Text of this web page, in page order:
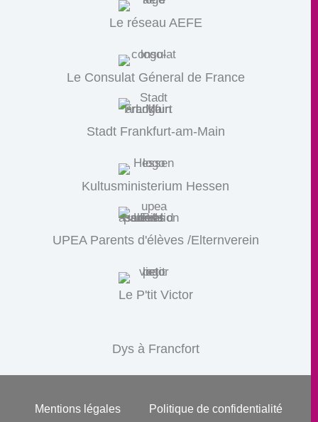
Le réseau AEFE
Le Consulat Géneral de France
Stadt Frankfurt-am-Main
Kultusministerium Hessen
UPEA Parents d'élèves /Elternverein
Le P'tit Victor
Dys à Francfort
Mentions légales Politique de confidentialité